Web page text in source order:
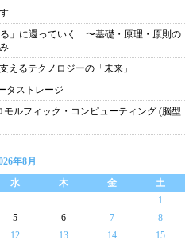
」に還っていく 〜基礎・原理・原則の
えるテクノロジーの「未来」
タストレージ
モルフィック・コンピューティング (脳型
年8月
水 木 金
土
1
5 6 7
8
12 13 14
15